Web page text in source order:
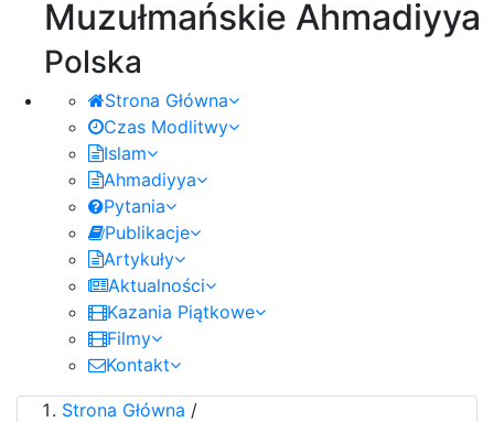
Muzułmańskie Ahmadiyya
Polska
Strona Główna
Czas Modlitwy
Islam
Ahmadiyya
Pytania
Publikacje
Artykuły
Aktualności
Kazania Piątkowe
Filmy
Kontakt
Strona Główna /